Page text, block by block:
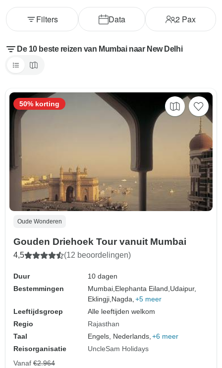
Data 2 Pax
Filters
De 10 beste reizen van Mumbai naar New Delhi
Oude Wonderen
Gouden Driehoek Tour vanuit Mumbai
4,5 (12 beoordelingen)
Duur
10 dagen
Bestemmingen
Mumbai, Elephanta Eiland, Udaipur,
Eklingji, Nagda, +5 meer
Leeftijdsgroep
Alle leeftijden welkom
Regio
Rajasthan
Taal
Engels, Nederlands, +6 meer
Reisorganisatie
UncleSam Holidays
50% korting
Vanaf €2.964